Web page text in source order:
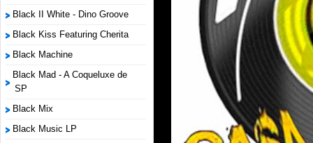
Black II White - Dino Groove
Black Kiss Featuring Cherita
Black Machine
Black Mad - A Coqueluxe de
SP
Black Mix
Black Music LP